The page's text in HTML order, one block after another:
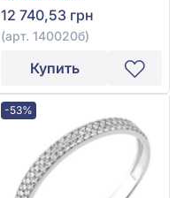
12 740,53 грн
(арт. 140020б)
Купить
-53%